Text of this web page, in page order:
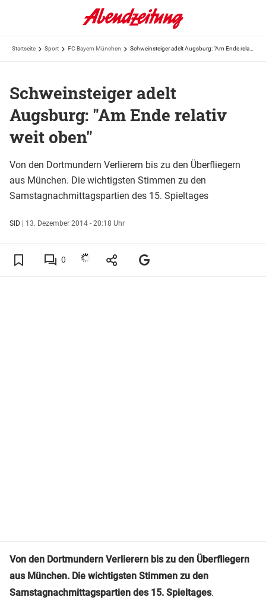
Startseite Sport FC Bayern München
Schweinsteiger adelt
Augsburg: "Am Ende relativ
weit oben"
Von den Dortmundern Verlierern bis zu den Überfliegern
aus München. Die wichtigsten Stimmen zu den
Samstagnachmittagspartien des 15. Spieltages
SID | 13. Dezember 2014 - 20:18 Uhr
0
Von den Dortmundern Verlierern bis zu den Überfliegern
aus München. Die wichtigsten Stimmen zu den
Samstagnachmittagspartien des 15. Spieltages.